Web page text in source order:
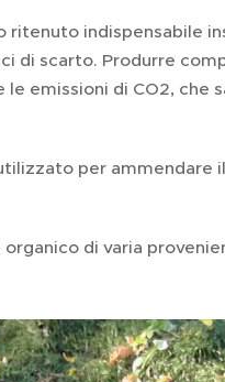
ritenuto indispensabile
di scarto. Produrre
emissioni di CO2,
per ammendare
di varia